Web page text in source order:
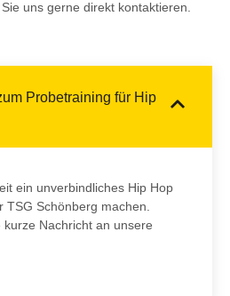
uns gerne direkt kontaktieren.
Probetraining für Hip
ein unverbindliches Hip Hop
TSG Schönberg machen.
kurze Nachricht an unsere